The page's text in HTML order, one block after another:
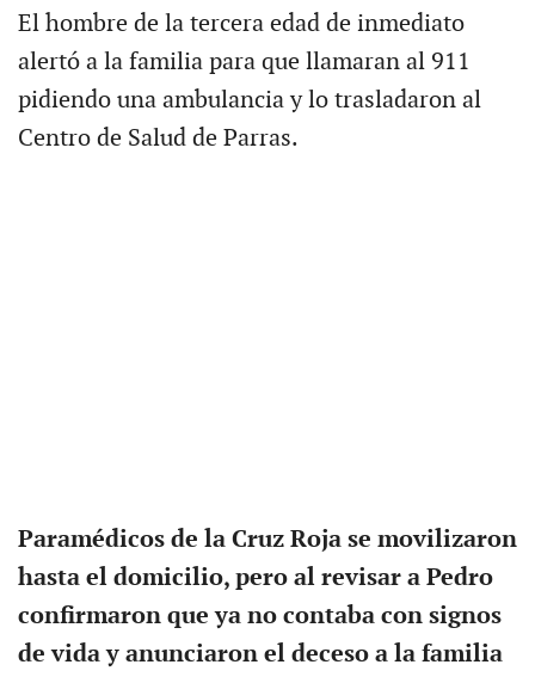
El hombre de la tercera edad de inmediato
alertó a la familia para que llamaran al 911
pidiendo una ambulancia y lo trasladaron al
Centro de Salud de Parras.
Paramédicos de la Cruz Roja se movilizaron
hasta el domicilio, pero al revisar a Pedro
confirmaron que ya no contaba con signos
de vida y anunciaron el deceso a la familia